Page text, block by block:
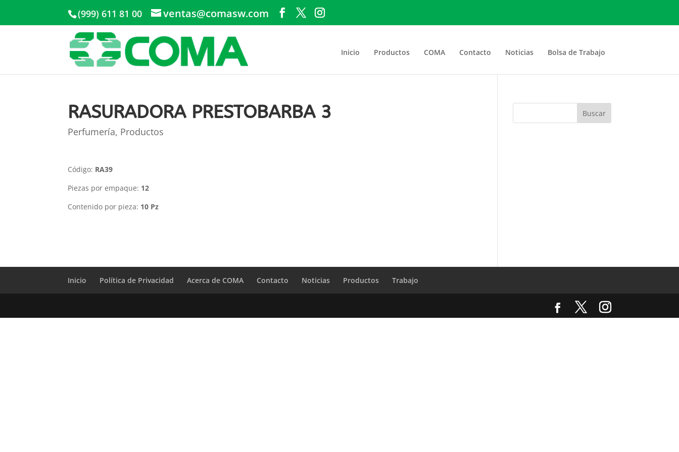
(999) 611 81 00 ventas@comasw.com
Inicio Productos COMA Contacto Noticias Bolsa de Trabajo
RASURADORA PRESTOBARBA 3
Perfumería, Productos
Código: RA39
Piezas por empaque: 12
Contenido por pieza: 10 Pz
Inicio Política de Privacidad Acerca de COMA Contacto Noticias Productos Trabajo